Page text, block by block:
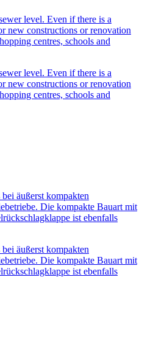
level. Even if there is a
new constructions or renovation
centres, schools and
level. Even if there is a
new constructions or renovation
centres, schools and
äußerst kompakten
Die kompakte Bauart mit
ist ebenfalls
äußerst kompakten
Die kompakte Bauart mit
ist ebenfalls